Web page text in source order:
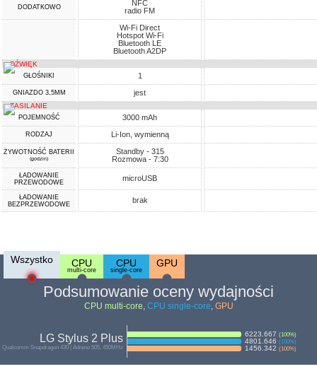
DODATKOWO
NFC
radio FM
Wi-Fi Direct
Hotspot Wi-Fi
Bluetooth LE
Bluetooth A2DP
DŹWIĘK
GŁOŚNIKI 1
GNIAZDO 3,5MM jest
ZASILANIE
POJEMNOŚĆ 3000 mAh
RODZAJ Li-Ion, wymienną
ŻYWOTNOŚĆ BATERII
(godzin)
Standby - 315
Rozmowa - 7:30
ŁADOWANIE
PRZEWODOWE
microUSB
ŁADOWANIE
BEZPRZEWODOWE
brak
Wszystko CPU
multi-core
CPU
single-core
GPU
Podsumowanie oceny wydajności
CPU multi-core, CPU single-core, GPU
LG Stylus 2 Plus
Qualcomm Snapdragon 430 | Adreno 505, 450MHz
6223.667 (100%)
4801.646 (100%)
1456.342 (100%)